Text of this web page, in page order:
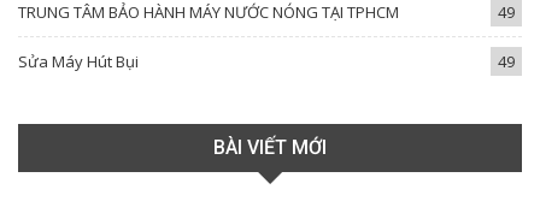
TRUNG TÂM BẢO HÀNH MÁY NƯỚC NÓNG TẠI TPHCM 49
Sửa Máy Hút Bụi 49
BÀI VIẾT MỚI